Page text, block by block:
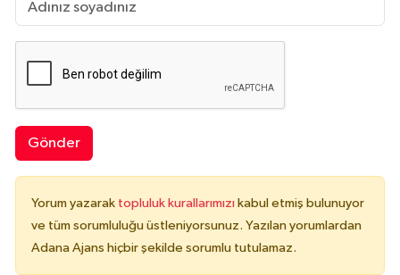
Gönder
Yorum yazarak topluluk kurallarımızı kabul etmiş bulunuyor
ve tüm sorumluluğu üstleniyorsunuz. Yazılan yorumlardan
Adana Ajans hiçbir şekilde sorumlu tutulamaz.